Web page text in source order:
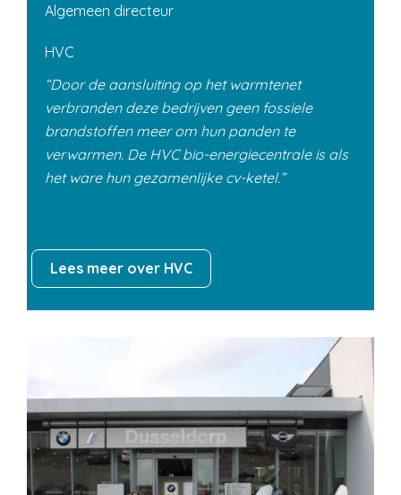
Algemeen directeur
HVC
Door de aansluiting op het warmtenet
verbranden deze bedrijven geen fossiele
brandstoffen meer om hun panden te
verwarmen. De HVC bio-energiecentrale is als
het ware hun gezamenlijke cv-ketel.
Lees meer over HVC